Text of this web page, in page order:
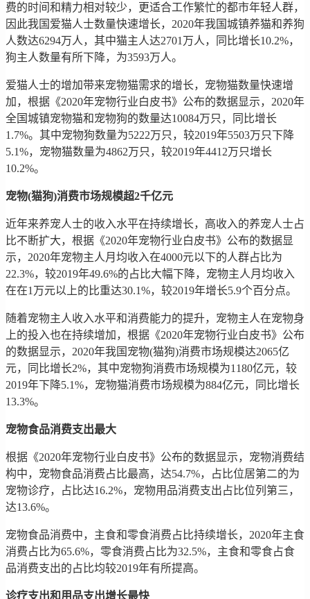
费的时间和精力相对较少，更适合工作繁忙的都市年轻人群，
因此我国爱猫人士数量快速增长，2020年我国城镇养猫和养狗
人数达6294万人，其中猫主人达2701万人，同比增长10.2%，
狗主人数量有所下降，为3593万人。
爱猫人士的增加带来宠物猫需求的增长，宠物猫数量快速增
加，根据《2020年宠物行业白皮书》公布的数据显示，2020年
全国城镇宠物猫和宠物狗的数量达10084万只，同比增长
1.7%。其中宠物狗数量为5222万只，较2019年5503万只下降
5.1%，宠物猫数量为4862万只，较2019年4412万只增长
10.2%。
宠物(猫狗)消费市场规模超2千亿元
近年来养宠人士的收入水平在持续增长，高收入的养宠人士占
比不断扩大，根据《2020年宠物行业白皮书》公布的数据显
示，2020年宠物主人月均收入在4000元以下的人群占比为
22.3%，较2019年49.6%的占比大幅下降，宠物主人月均收入
在在1万元以上的比重达30.1%，较2019年增长5.9个百分点。
随着宠物主人收入水平和消费能力的提升，宠物主人在宠物身
上的投入也在持续增加，根据《2020年宠物行业白皮书》公布
的数据显示，2020年我国宠物(猫狗)消费市场规模达2065亿
元，同比增长2%，其中宠物狗消费市场规模为1180亿元，较
2019年下降5.1%，宠物猫消费市场规模为884亿元，同比增长
13.3%。
宠物食品消费支出最大
根据《2020年宠物行业白皮书》公布的数据显示，宠物消费结
构中，宠物食品消费占比最高，达54.7%，占比位居第二的为
宠物诊疗，占比达16.2%，宠物用品消费支出占比位列第三，
达13.6%。
宠物食品消费中，主食和零食消费占比持续增长，2020年主食
消费占比为65.6%，零食消费占比为32.5%，主食和零食占食
品消费支出的占比均较2019年有所提高。
诊疗支出和用品支出增长最快